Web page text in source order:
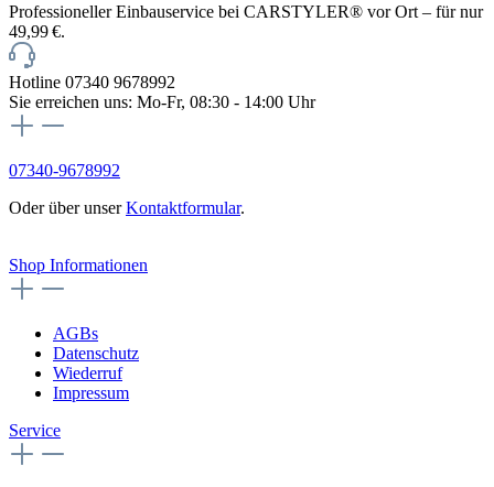
Professioneller Einbauservice bei CARSTYLER® vor Ort – für nur
49,99 €.
Hotline 07340 9678992
Sie erreichen uns: Mo-Fr, 08:30 - 14:00 Uhr
07340-9678992
Oder über unserKontaktformular.
Shop Informationen
AGBs
Datenschutz
Wiederruf
Impressum
Service